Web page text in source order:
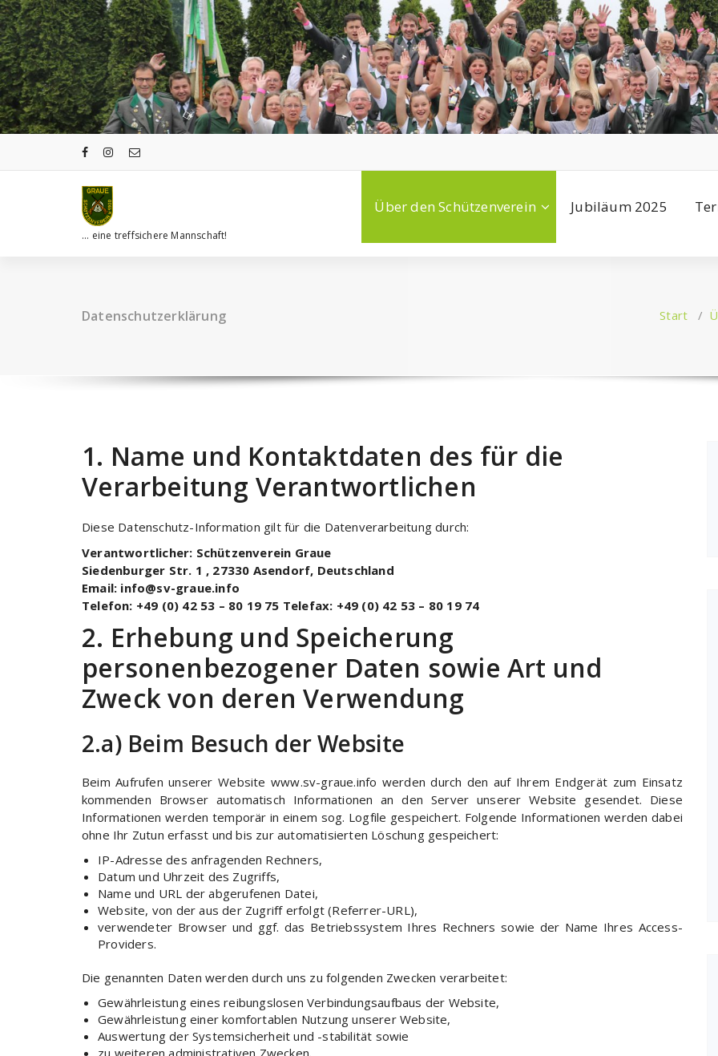
Zum
Inhalt
springen
... eine treffsichere Mannschaft!
Über den Schützenverein Jubiläum 2025
Datenschutzerklärung Start /
1. Name und Kontaktdaten des für die
Verarbeitung Verantwortlichen
Diese Datenschutz-Information gilt für die Datenverarbeitung durch:
Verantwortlicher: Schützenverein Graue
Siedenburger Str. 1 , 27330 Asendorf, Deutschland
Email: info@sv-graue.info
Telefon: +49 (0) 42 53 – 80 19 75 Telefax: +49 (0) 42 53 – 80 19 74
2. Erhebung und Speicherung
personenbezogener Daten sowie Art und
Zweck von deren Verwendung
2.a) Beim Besuch der Website
Beim Aufrufen unserer Website www.sv-graue.info werden durch den auf Ihrem Endgerät zum Einsatz
kommenden Browser automatisch Informationen an den Server unserer Website gesendet. Diese
Informationen werden temporär in einem sog. Logfile gespeichert. Folgende Informationen werden dabei
ohne Ihr Zutun erfasst und bis zur automatisierten Löschung gespeichert:
IP-Adresse des anfragenden Rechners,
Datum und Uhrzeit des Zugriffs,
Name und URL der abgerufenen Datei,
Website, von der aus der Zugriff erfolgt (Referrer-URL),
verwendeter Browser und ggf. das Betriebssystem Ihres Rechners sowie der Name Ihres Access-
Providers.
Die genannten Daten werden durch uns zu folgenden Zwecken verarbeitet:
Gewährleistung eines reibungslosen Verbindungsaufbaus der Website,
Gewährleistung einer komfortablen Nutzung unserer Website,
Auswertung der Systemsicherheit und -stabilität sowie
zu weiteren administrativen Zwecken.